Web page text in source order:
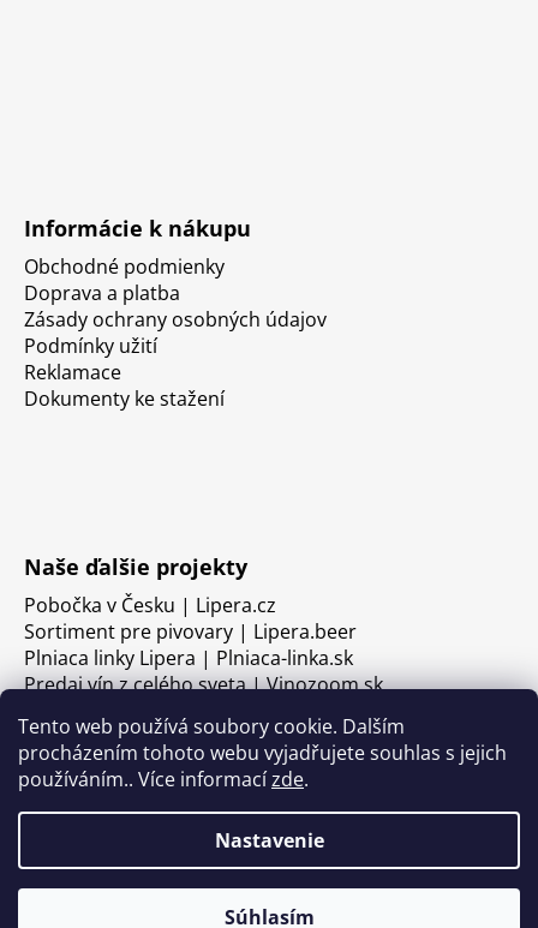
Tento web používá soubory cookie. Dalším
procházením tohoto webu vyjadřujete souhlas s jejich
používáním.. Více informacízde.
Nastavenie
Súhlasím
Informácie k nákupu
Obchodné podmienky
Doprava a platba
Zásady ochrany osobných údajov
Podmínky užití
Reklamace
Dokumenty ke stažení
Naše ďalšie projekty
Pobočka v Česku | Lipera.cz
Sortiment pre pivovary | Lipera.beer
Plniaca linky Lipera | Plniaca-linka.sk
Predaj vín z celého sveta | Vinozoom.sk